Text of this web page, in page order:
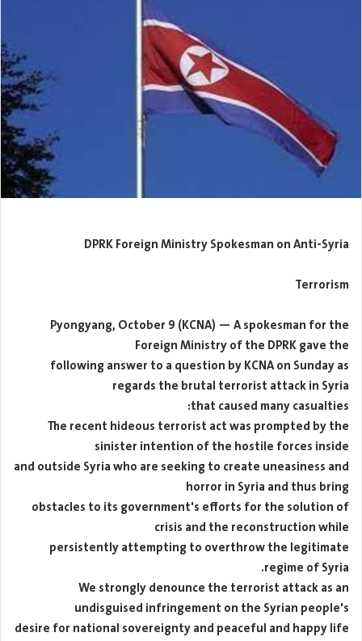
DPRK Foreign Ministry Spokesman on Anti-Syria
Terrorism
Pyongyang, October 9 (KCNA) — A spokesman for the
Foreign Ministry of the DPRK gave the
following answer to a question by KCNA on Sunday as
regards the brutal terrorist attack in Syria
that caused many casualties:
The recent hideous terrorist act was prompted by the
sinister intention of the hostile forces inside
and outside Syria who are seeking to create uneasiness and
horror in Syria and thus bring
obstacles to its government's efforts for the solution of
crisis and the reconstruction while
persistently attempting to overthrow the legitimate
regime of Syria.
We strongly denounce the terrorist attack as an
undisguised infringement on the Syrian people's
desire for national sovereignty and peaceful and happy life